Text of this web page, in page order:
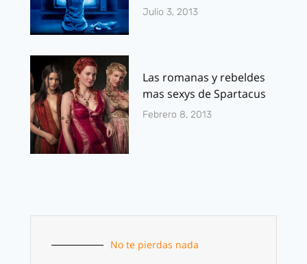
Julio 3, 2013
Las romanas y rebeldes
mas sexys de Spartacus
Febrero 8, 2013
No te pierdas nada